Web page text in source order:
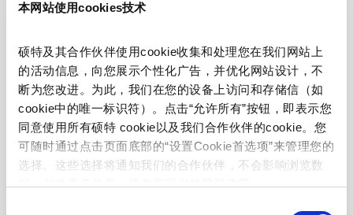
本网站使用cookies技术
硕特及其合作伙伴使用cookie收集和处理您在我们网站上
的活动信息，向您展示个性化广告，并优化网站设计，不
断为您改进。为此，我们在您的设备上访问和存储信（如
cookie中的唯一标识符）。点击“允许所有”按钮，即表示您
同意使用所有硕特 cookie以及我们合作伙伴的cookie。您
可随时通过点击页面底部的“设置Cookie首选项”来管理您的
选择。这些选择将通知我们的合作伙伴，不会影响浏览数
据。有关更多信息，请参阅我们的隐私政策。
Dielectric Strength 250 VAC
Insulation Resistance > 50 MΩ␣ @ 250 VDC
Allowable Operation Temperature -20 °C to 70 °C